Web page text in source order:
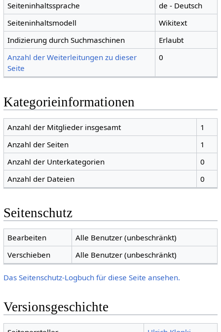
Seiteninhaltssprache
de - Deutsch
Seiteninhaltsmodell
Wikitext
Indizierung durch Suchmaschinen
Erlaubt
Anzahl der Weiterleitungen zu dieser
Seite
0
Kategorieinformationen
Anzahl der Mitglieder insgesamt
1
Anzahl der Seiten
1
Anzahl der Unterkategorien
0
Anzahl der Dateien
0
Seitenschutz
Bearbeiten
Alle Benutzer (unbeschränkt)
Verschieben
Alle Benutzer (unbeschränkt)
Das Seitenschutz-Logbuch für diese Seite ansehen.
Versionsgeschichte